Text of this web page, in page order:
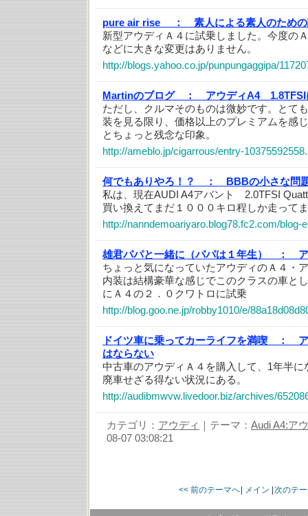
pure air rise ：
素人による素人のため
新型アウディＡ４に試乗しました。今度の
などに大きな変更はありません。
http://blogs.yahoo.co.jp/punpungaggipa/
Martinのブログ ：
アウディA4 1.8TFSI
ただし、クルマそのものは微妙です。とて
装を見る限り、価格以上のプレミアムを感
とちょっと残念な印象。
http://ameblo.jp/cigarrous/entry-
何でもありやろ！？ ：
BBBの小さな問
私は、現在AUDI A4アバント 2.0TFSI
買い換えてまだ１０００キロ程しか走って
http://nanndemoariyaro.blog78.fc2.com/blog-
雄君パパと一緒に（パパは１年生） ：
ちょっと気になっていたアウディのＡ４・
内装は結構豪華な感じでこのクラスの車と
にＡ４の２．０クワトロに試乗
http://blog.goo.ne.jp/robby1010/e/
ドイツ車に乗ってカーライフを満喫 ：
はならない
中古車のアウディＡ４を購入して、1年半
廃車せざる得ない状況にある。
http://audibmwvw.livedoor.biz/archives/
カテゴリ： アウディ ｜テーマ： Audi A4:ア
08-07 03:08:21
<< 前のテーマへ メイン 次のテ